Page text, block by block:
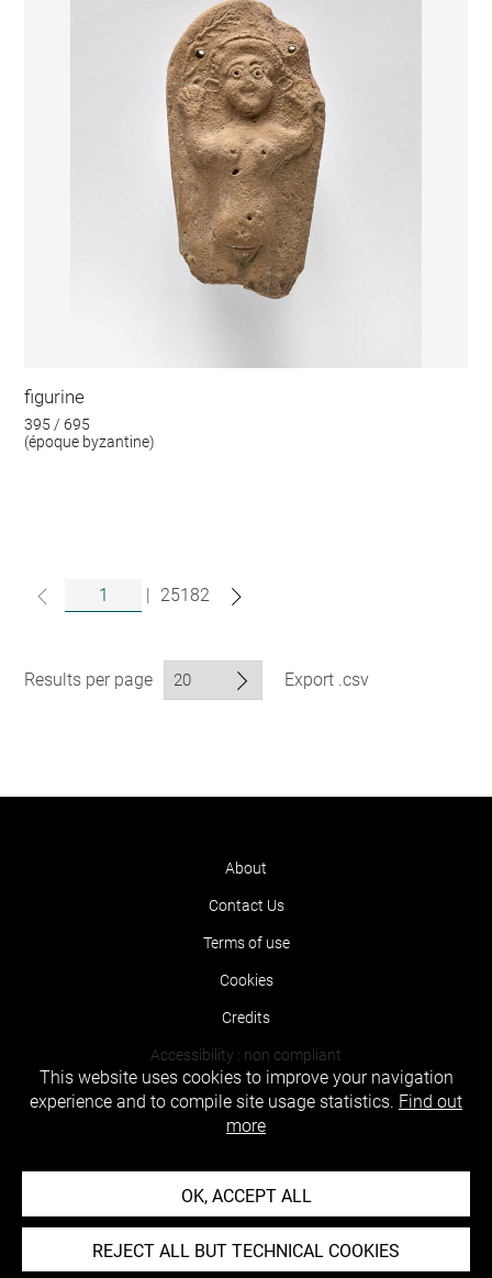
figurine
395 / 695
(époque byzantine)
| 25182
Results per page Export .csv
About
Contact Us
Terms of use
Cookies
Credits
Accessibility : non compliant
This website uses cookies to improve your navigation
experience and to compile site usage statistics. Find out
more
OK, ACCEPT ALL
REJECT ALL BUT TECHNICAL COOKIES